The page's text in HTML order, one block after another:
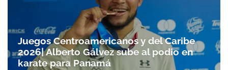
Gracias por suscribirte a nuestro boletín.
ACEPTAR
Juegos Centroamericanos y del Caribe
2026| Alberto Gálvez sube al podio en
karate para Panamá